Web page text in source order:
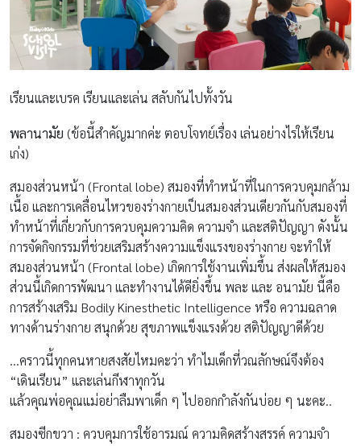
เรียนและเบรค เรียนและเล่น สลับกันไปทั้งวัน
พลานามัย (ข้อนี้สำคัญมากค่ะ ตอบโจทย์เรื่อง เล่นอย่างไรให้เรียน
เก่ง)
สมองส่วนหน้า (Frontal lobe) สมองที่ทำหน้าที่ในการควบคุมกล้าม
เนื้อ และการเคลื่อนไหวของร่างกายเป็นสมองส่วนเดียวกันกับสมองที่
ทำหน้าที่เกี่ยวกับการควบคุมความคิด ความจำ และสติปัญญา ดังนั้น
การจัดกิจกรรมที่ช่วยเสริมสร้างความแข็งแรงของร่างกาย จะทำให้
สมองส่วนหน้า (Frontal lobe) เกิดการใช้งานเพิ่มขึ้น ส่งผลให้สมอง
ส่วนนี้เกิดการพัฒนา และทำงานได้ดียิ่งขึ้น พละ และ อนามัย นี้คือ
การสร้างเสริม Bodily Kinesthetic Intelligence หรือ ความฉลาด
ทางด้านร่างกาย สนุกด้วย สุขภาพแข็งแรงด้วย สติปัญญาดีด้วย
…คราวนี้ทุกคนหายสงสัยไหมคะว่า ทำไมเด็กที่วณลักษณ์จึงต้อง
“เดินเรียน” และเล่นกีฬาทุกวัน
แล้วคุณพ่อคุณแม่อย่าลืมพาเด็ก ๆ ไปออกกำลังกันบ่อย ๆ นะคะ..
สมองซีกขวา : ควบคุมการใช้อารมณ์ ความคิดสร้างสรรค์ ความจำ